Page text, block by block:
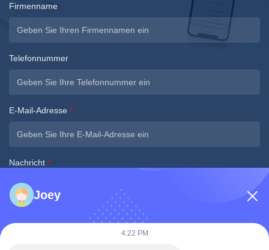
Firmenname
Telefonnummer
E-Mail-Adresse *
Nachricht *
Joey
4:22 PM